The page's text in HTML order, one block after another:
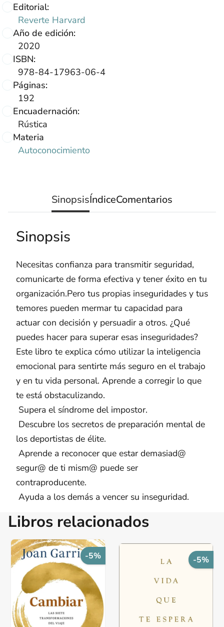
Editorial:
Reverte Harvard
Año de edición:
2020
ISBN:
978-84-17963-06-4
Páginas:
192
Encuadernación:
Rústica
Materia
Autoconocimiento
SinopsisÍndiceComentarios
Sinopsis
Necesitas confianza para transmitir seguridad,
comunicarte de forma efectiva y tener éxito en tu
organización.Pero tus propias inseguridades y tus
temores pueden mermar tu capacidad para
actuar con decisión y persuadir a otros. ¿Qué
puedes hacer para superar esas inseguridades?
Este libro te explica cómo utilizar la inteligencia
emocional para sentirte más seguro en el trabajo
y en tu vida personal. Aprende a corregir lo que
te está obstaculizando.
 Supera el síndrome del impostor.
 Descubre los secretos de preparación mental de
los deportistas de élite.
 Aprende a reconocer que estar demasiad@
segur@ de ti mism@ puede ser
contraproducente.
 Ayuda a los demás a vencer su inseguridad.
Libros relacionados
-5% -5%